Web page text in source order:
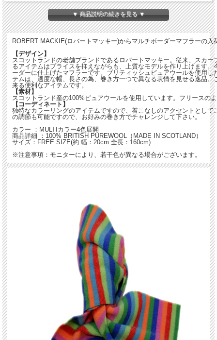
これからの季節のアクセントとして多様出来る便利なアイテムです。
【素材】
スコットランド産の100%ピュアウールを使用しています。フリースのような柔ら
かな質感が特徴です。
独特なカラーリングのアイテムですので、着こなしのアクセントとしてご利用下さ
い。巻き方したいでボリュームの調節も可能ですので、お好みの巻き方でチャレン
ジして下さい。
カラー ：MULTIカラー4色展開
商品詳細 ：100% BRITISH PUREWOOL（MADE IN SCOTLAND）
サイズ：FREE SIZE(約 幅：20cm 全長：160cm)
※注意事項：モニターにより、若干色が異なる場合がございます。
▼ 商品説明の続きを見る ▼
ROBERT MACKIE(ロバートマッキー)からマルチボーダーマフラーの入
【デザイン】
スコットランドの老舗ブランドであるロバートマッキー。従来、スカ
るアイテムはプライスを抑えながらも、上質なモデルを作り上げます
ーダーに仕上げたマフラーです。ブリティッシュピュアウールを使用
テムは、適度な幅、長さの為、巻き方一つで異なる表情を見せる逸品
来る便利なアイテムです。
【素材】
スコットランド産の100%ピュアウールを使用しています。フリースの
【コーディネート】
独特なカラーリングのアイテムですので、着こなしのアクセントとし
の調節も可能ですので、お好みの巻き方でチャレンジして下さい。
カラー ：MULTIカラー4色展開
商品詳細 ：100% BRITISH PUREWOOL（MADE IN SCOTLAND）
サイズ：FREE SIZE(約 幅：20cm 全長：160cm)
※注意事項：モニターにより、若干色が異なる場合がございます。